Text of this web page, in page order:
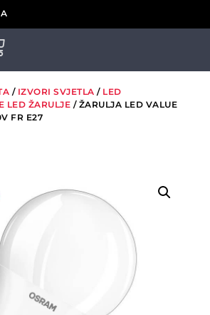
/ IZVORI SVJETLA / LED
LED ŽARULJE / ŽARULJA LED VALUE
FR E27